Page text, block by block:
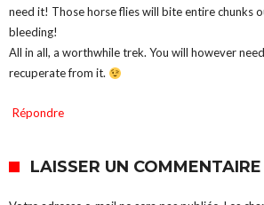
need it! Those horse flies will bite entire chunks
bleeding!
All in all, a worthwhile trek. You will however
recuperate from it.
Répondre
LAISSER UN COMMENTAIRE